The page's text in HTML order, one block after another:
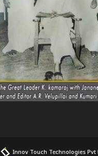
Innov Touch Technologies Pvt